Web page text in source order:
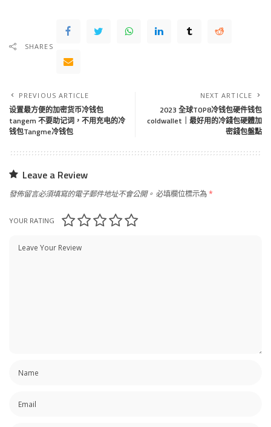
SHARES
PREVIOUS ARTICLE
设置最方便的加密货币冷钱包
tangem 不要助记词，不用充电的冷
钱包Tangme冷钱包
NEXT ARTICLE
2023 全球TOP8冷钱包硬件钱包
coldwallet｜最好用的冷錢包硬體加
密錢包盤點
Leave a Review
發佈留言必須填寫的電子郵件地址不會公開。 必填欄位標示為*
YOUR RATING